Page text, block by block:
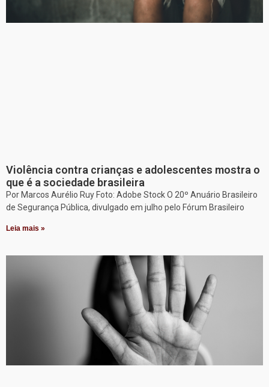
Violência contra crianças e adolescentes mostra o
que é a sociedade brasileira
Por Marcos Aurélio Ruy Foto: Adobe Stock O 20º Anuário Brasileiro
de Segurança Pública, divulgado em julho pelo Fórum Brasileiro
Leia mais »